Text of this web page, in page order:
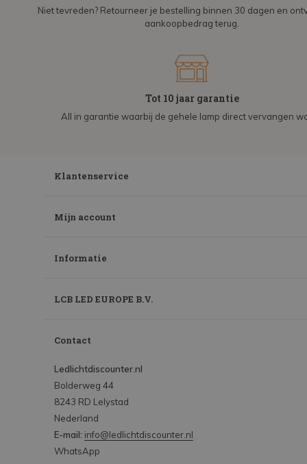
Niet tevreden? Retourneer je bestelling binnen 30 dagen en
aankoopbedrag terug.
Tot 10 jaar garantie
All in garantie waarbij de gehele lamp direct vervangen
Klantenservice
Mijn account
Informatie
LCB LED EUROPE B.V.
Contact
Ledlichtdiscounter.nl
Bolderweg 44
8243 RD Lelystad
Nederland
E-mail: info@ledlichtdiscounter.nl
WhatsApp